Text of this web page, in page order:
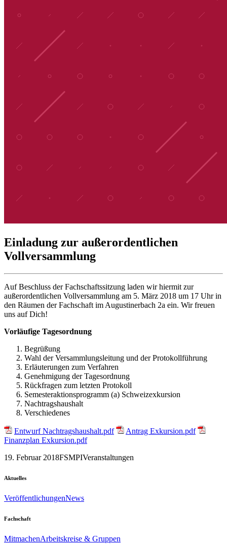
Einladung zur außerordentlichen
Vollversammlung
Auf Beschluss der Fachschaftssitzung laden wir hiermit zur
außerordentlichen Vollversammlung am 5. März 2018 um 17 Uhr in
den Räumen der Fachschaft im Augustinerbach 2a ein. Wir freuen
uns auf Dich!
Vorläufige Tagesordnung
Begrüßung
Wahl der Versammlungsleitung und der Protokollführung
Erläuterungen zum Verfahren
Genehmigung der Tagesordnung
Rückfragen zum letzten Protokoll
Semesteraktionsprogramm (a) Schweizexkursion
Nachtragshaushalt
Verschiedenes
Entwurf Nachtragshaushalt.pdf
Antrag Exkursion.pdf
Finanzplan Exkursion.pdf
19. Februar 2018FSMPIVeranstaltungen
Aktuelles
VeröffentlichungenNews
Fachschaft
MitmachenArbeitskreise & Gruppen